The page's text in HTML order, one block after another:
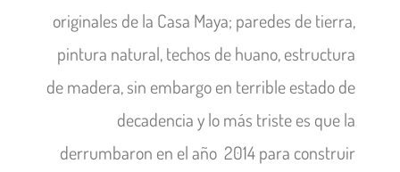
originales de la Casa Maya; paredes de tierra,
pintura natural, techos de huano, estructura
de madera, sin embargo en terrible estado de
decadencia y lo más triste es que la
derrumbaron en el año 2014 para construir